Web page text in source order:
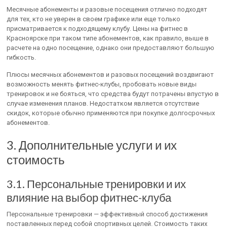
Месячные абонементы и разовые посещения отлично подходят
для тех, кто не уверен в своем графике или еще только
присматривается к подходящему клубу. Цены на фитнес в
Красноярске при таком типе абонементов, как правило, выше в
расчете на одно посещение, однако они предоставляют большую
гибкость.
Плюсы месячных абонементов и разовых посещений воздвигают
возможность менять фитнес-клубы, пробовать новые виды
тренировок и не бояться, что средства будут потрачены впустую в
случае изменения планов. Недостатком является отсутствие
скидок, которые обычно применяются при покупке долгосрочных
абонементов.
3. Дополнительные услуги и их
стоимость
3.1. Персональные тренировки и их
влияние на выбор фитнес-клуба
Персональные тренировки — эффективный способ достижения
поставленных перед собой спортивных целей. Стоимость таких